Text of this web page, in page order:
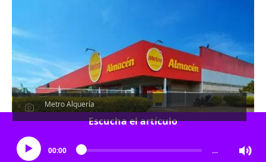
Metro Alquería
Escucha el artículo
00:00 …